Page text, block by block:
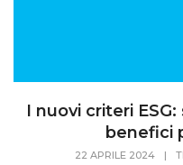
I nuovi criteri
benefici
22 APRILE 2024 |